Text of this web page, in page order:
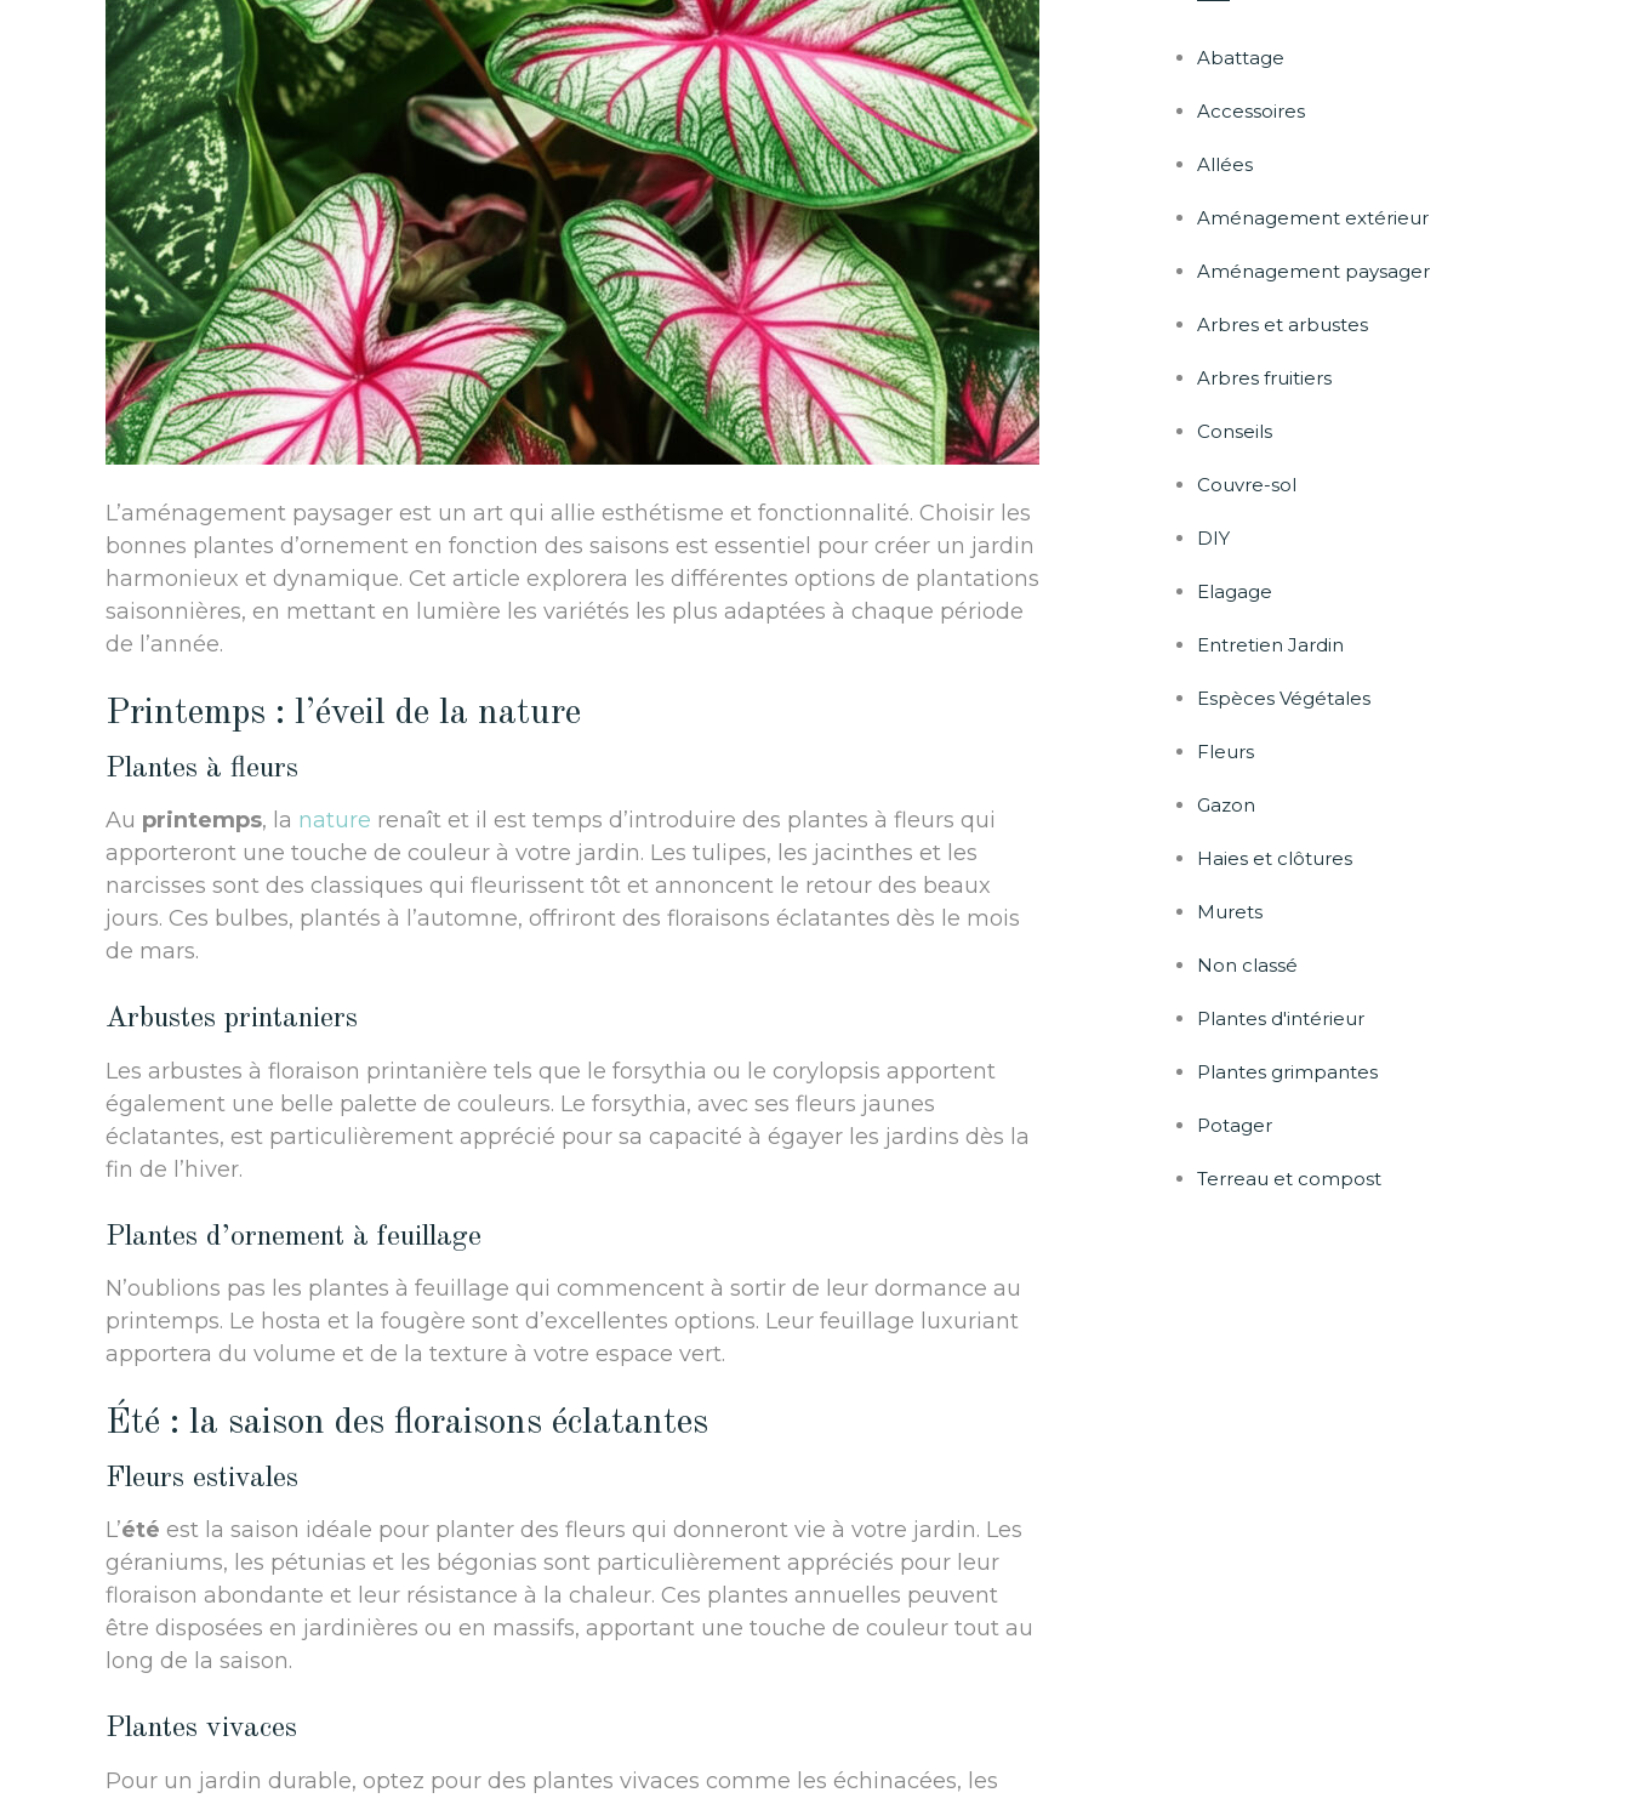
L’aménagement paysager est un art qui allie esthétisme et fonctionnalité. Choisir les
bonnes plantes d’ornement en fonction des saisons est essentiel pour créer un jardin
harmonieux et dynamique. Cet article explorera les différentes options de plantations
saisonnières, en mettant en lumière les variétés les plus adaptées à chaque période
de l’année.
Printemps : l’éveil de la nature
Plantes à fleurs
Au printemps, la nature renaît et il est temps d’introduire des plantes à fleurs qui
apporteront une touche de couleur à votre jardin. Les tulipes, les jacinthes et les
narcisses sont des classiques qui fleurissent tôt et annoncent le retour des beaux
jours. Ces bulbes, plantés à l’automne, offriront des floraisons éclatantes dès le mois
de mars.
Arbustes printaniers
Les arbustes à floraison printanière tels que le forsythia ou le corylopsis apportent
également une belle palette de couleurs. Le forsythia, avec ses fleurs jaunes
éclatantes, est particulièrement apprécié pour sa capacité à égayer les jardins dès la
fin de l’hiver.
Plantes d’ornement à feuillage
N’oublions pas les plantes à feuillage qui commencent à sortir de leur dormance au
printemps. Le hosta et la fougère sont d’excellentes options. Leur feuillage luxuriant
apportera du volume et de la texture à votre espace vert.
Été : la saison des floraisons éclatantes
Fleurs estivales
L’été est la saison idéale pour planter des fleurs qui donneront vie à votre jardin. Les
géraniums, les pétunias et les bégonias sont particulièrement appréciés pour leur
floraison abondante et leur résistance à la chaleur. Ces plantes annuelles peuvent
être disposées en jardinières ou en massifs, apportant une touche de couleur tout au
long de la saison.
Plantes vivaces
Pour un jardin durable, optez pour des plantes vivaces comme les échinacées, les
Abattage
Accessoires
Allées
Aménagement extérieur
Aménagement paysager
Arbres et arbustes
Arbres fruitiers
Conseils
Couvre-sol
DIY
Elagage
Entretien Jardin
Espèces Végétales
Fleurs
Gazon
Haies et clôtures
Murets
Non classé
Plantes d'intérieur
Plantes grimpantes
Potager
Terreau et compost